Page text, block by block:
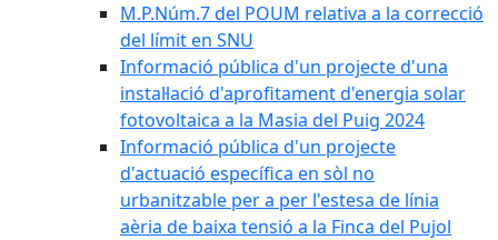
M.P.Núm.7 del POUM relativa a la correcció
del límit en SNU
Informació pública d'un projecte d'una
instal·lació d'aprofitament d'energia solar
fotovoltaica a la Masia del Puig 2024
Informació pública d'un projecte
d'actuació específica en sòl no
urbanitzable per a per l'estesa de línia
aèria de baixa tensió a la Finca del Pujol